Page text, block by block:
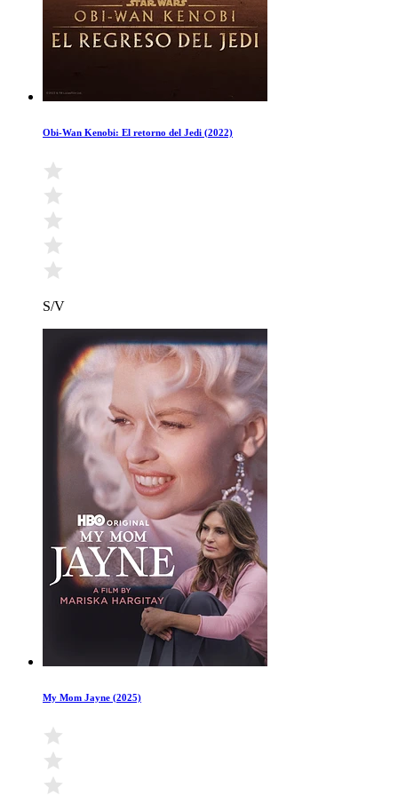
Obi-Wan Kenobi: El retorno del Jedi (2022)
S/V
My Mom Jayne (2025)